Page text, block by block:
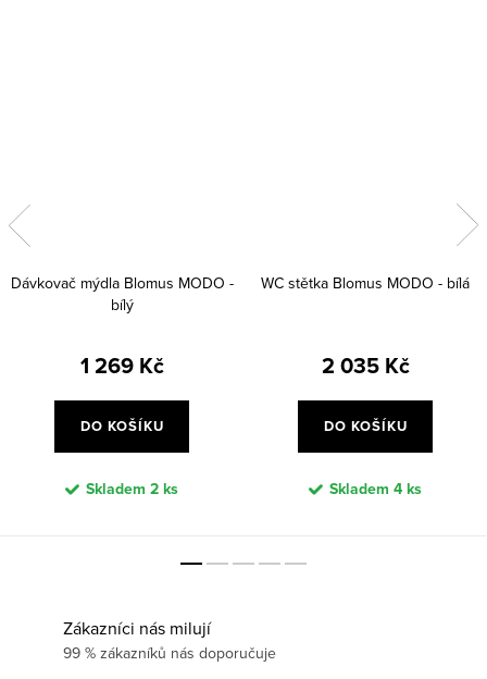
Dávkovač mýdla Blomus MODO -
bílý
1 269 Kč
DO KOŠÍKU
Skladem 2 ks
WC stětka Blomus MODO - bílá
2 035 Kč
DO KOŠÍKU
Skladem 4 ks
Zákazníci nás milují
99 % zákazníků nás doporučuje